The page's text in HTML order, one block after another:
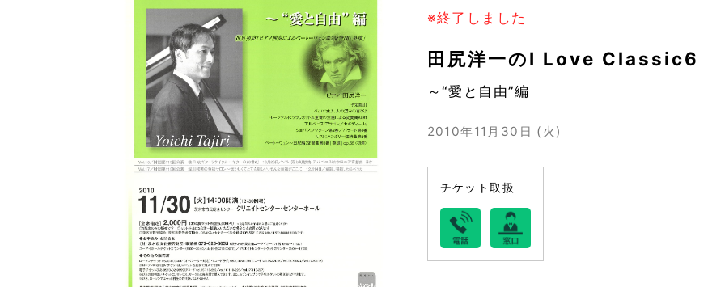
※終了しました
田尻洋一のI Love Classic6
～“愛と自由”編
2010年11月30日 (火)
チケット取扱